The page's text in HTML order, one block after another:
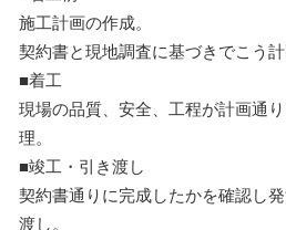
施工計画の作成。
契約書と現地調査に基づきでこう計
■着工
現場の品質、安全、工程が計画通
理。
■竣工・引き渡し
契約書通りに完成したかを確認し
渡し。